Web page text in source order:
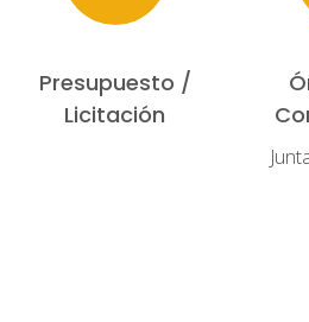
Presupuesto /
Licitación